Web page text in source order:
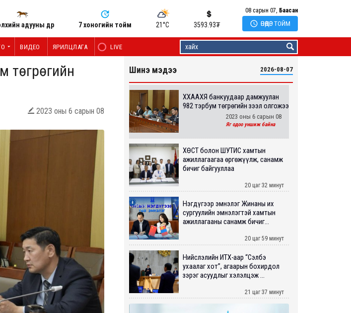
адууны өдөр 7 хоногийн тойм 21°C 3593.93₮
08 сарын 07, Баасан
 ӨНӨӨДӨР ТОЙМ
ВИДЕО ЯРИЛЦЛАГА LIVE
төгрөгийн
 2023 оны 6 сарын 08
Шинэ мэдээ 2026-08-07
ХХААХҮЯ банкуудаар дамжуулан
982 тэрбум төгрөгийн зээл олгожээ
2023 оны 6 сарын 08
Яг одоо уншиж байна
ХӨСҮТ болон ШУТИС хамтын
ажиллагаагаа өргөжүүлж, санамж
бичиг байгууллаа
20 цаг 32 минут
Нэгдүгээр эмнэлэг Жинаны их
сургуулийн эмнэлэгтэй хамтын
ажиллагааны санамж бичиг...
20 цаг 59 минут
Нийслэлийн ИТХ-аар “Сэлбэ
ухаалаг хот”, агаарын бохирдол
зэрэг асуудлыг хэлэлцэж ...
21 цаг 37 минут